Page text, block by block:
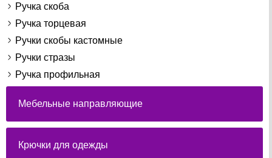
Ручка скоба
Ручка торцевая
Ручки скобы кастомные
Ручки стразы
Ручка профильная
Мебельные направляющие
Крючки для одежды